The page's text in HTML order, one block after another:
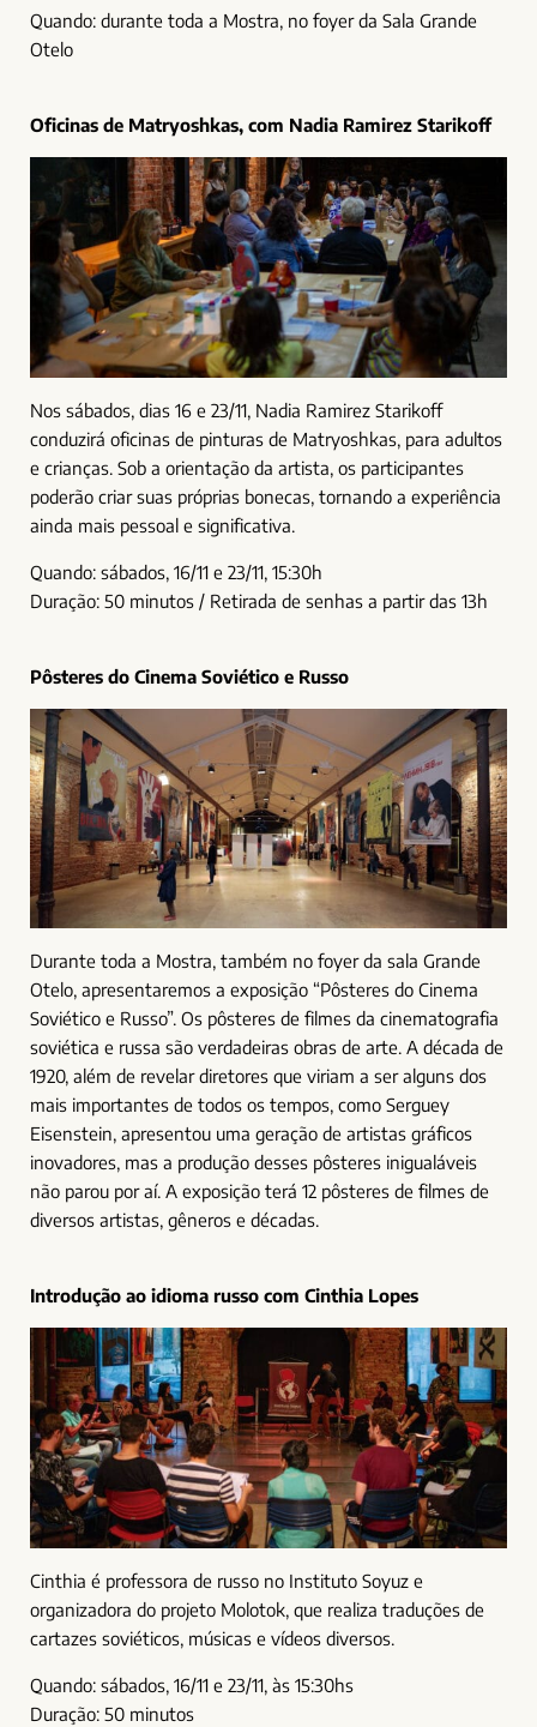
Quando: durante toda a Mostra, no foyer da Sala Grande
Otelo
Oficinas de Matryoshkas, com Nadia Ramirez Starikoff
Nos sábados, dias 16 e 23/11, Nadia Ramirez Starikoff
conduzirá oficinas de pinturas de Matryoshkas, para adultos
e crianças. Sob a orientação da artista, os participantes
poderão criar suas próprias bonecas, tornando a experiência
ainda mais pessoal e significativa.
Quando: sábados, 16/11 e 23/11, 15:30h
Duração: 50 minutos / Retirada de senhas a partir das 13h
Pôsteres do Cinema Soviético e Russo
Durante toda a Mostra, também no foyer da sala Grande
Otelo, apresentaremos a exposição “Pôsteres do Cinema
Soviético e Russo”. Os pôsteres de filmes da cinematografia
soviética e russa são verdadeiras obras de arte. A década de
1920, além de revelar diretores que viriam a ser alguns dos
mais importantes de todos os tempos, como Serguey
Eisenstein, apresentou uma geração de artistas gráficos
inovadores, mas a produção desses pôsteres inigualáveis
não parou por aí. A exposição terá 12 pôsteres de filmes de
diversos artistas, gêneros e décadas.
Introdução ao idioma russo com Cinthia Lopes
Cinthia é professora de russo no Instituto Soyuz e
organizadora do projeto Molotok, que realiza traduções de
cartazes soviéticos, músicas e vídeos diversos.
Quando: sábados, 16/11 e 23/11, às 15:30hs
Duração: 50 minutos